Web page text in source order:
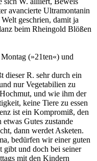
avancierte Ultramontanin
geschrien, damit ja
beim Rheingold Blößen
(»21ten«) und
dieser R. sehr durch ein
nur Vegetabilien zu
und wie ihm der
keine Tiere zu essen
ist ein Kompromiß, den
Gutes zustande
dann werdet Asketen.
bedürfen wir einer guten
gibt und doch bei seiner
mit den Kindern